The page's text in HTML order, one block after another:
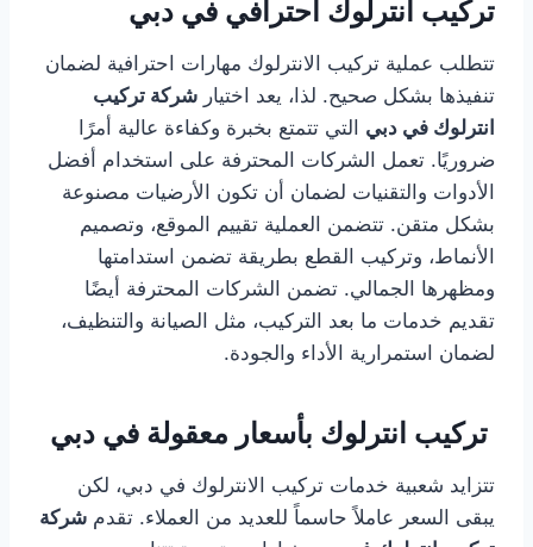
تركيب انترلوك احترافي في دبي
تتطلب عملية تركيب الانترلوك مهارات احترافية لضمان
تنفيذها بشكل صحيح. لذا، يعد اختيار شركة تركيب
انترلوك في دبي التي تتمتع بخبرة وكفاءة عالية أمرًا
ضروريًا. تعمل الشركات المحترفة على استخدام أفضل
الأدوات والتقنيات لضمان أن تكون الأرضيات مصنوعة
بشكل متقن. تتضمن العملية تقييم الموقع، وتصميم
الأنماط، وتركيب القطع بطريقة تضمن استدامتها
ومظهرها الجمالي. تضمن الشركات المحترفة أيضًا
تقديم خدمات ما بعد التركيب، مثل الصيانة والتنظيف،
لضمان استمرارية الأداء والجودة.
تركيب انترلوك بأسعار معقولة في دبي
تتزايد شعبية خدمات تركيب الانترلوك في دبي، لكن
يبقى السعر عاملاً حاسماً للعديد من العملاء. تقدم شركة